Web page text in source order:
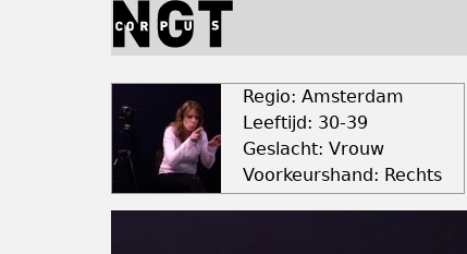
top
Regio: Amsterdam
Leeftijd: 30-39
Geslacht: Vrouw
Voorkeurshand: Rechts